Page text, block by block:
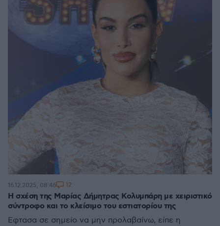
Η σχέση της Μαρίας Δήμητρας Κολυμπάρη με χειριστικό
σύντροφο και το κλείσιμο του εστιατορίου της
Έφτασα σε σημείο να μην προλαβαίνω, είπε η
16.12.2025, 08:46 12